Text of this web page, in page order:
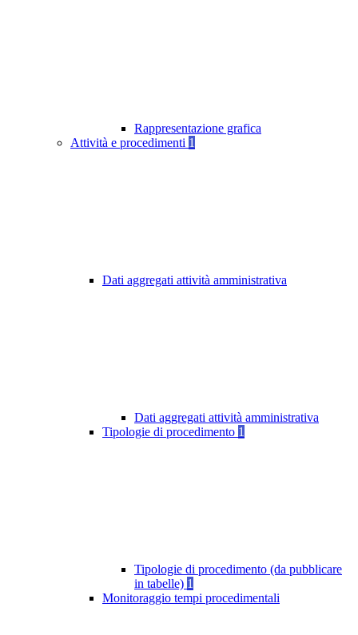
Rappresentazione grafica
Attività e procedimenti 1
Dati aggregati attività amministrativa
Dati aggregati attività amministrativa
Tipologie di procedimento 1
Tipologie di procedimento (da pubblicare
in tabelle) 1
Monitoraggio tempi procedimentali